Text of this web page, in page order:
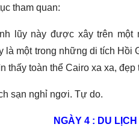
tham quan:
lũy này được xây trên một
là một trong những di tích
thấy toàn thể Cairo xa xa, đẹp
sạn nghỉ ngơi. Tự do.
NGÀY 4 : DU